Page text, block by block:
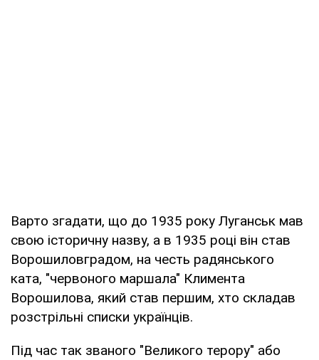
Варто згадати, що до 1935 року Луганськ мав
свою історичну назву, а в 1935 році він став
Ворошиловградом, на честь радянського
ката, "червоного маршала" Климента
Ворошилова, який став першим, хто складав
розстрільні списки українців.
Під час так званого "Великого терору" або